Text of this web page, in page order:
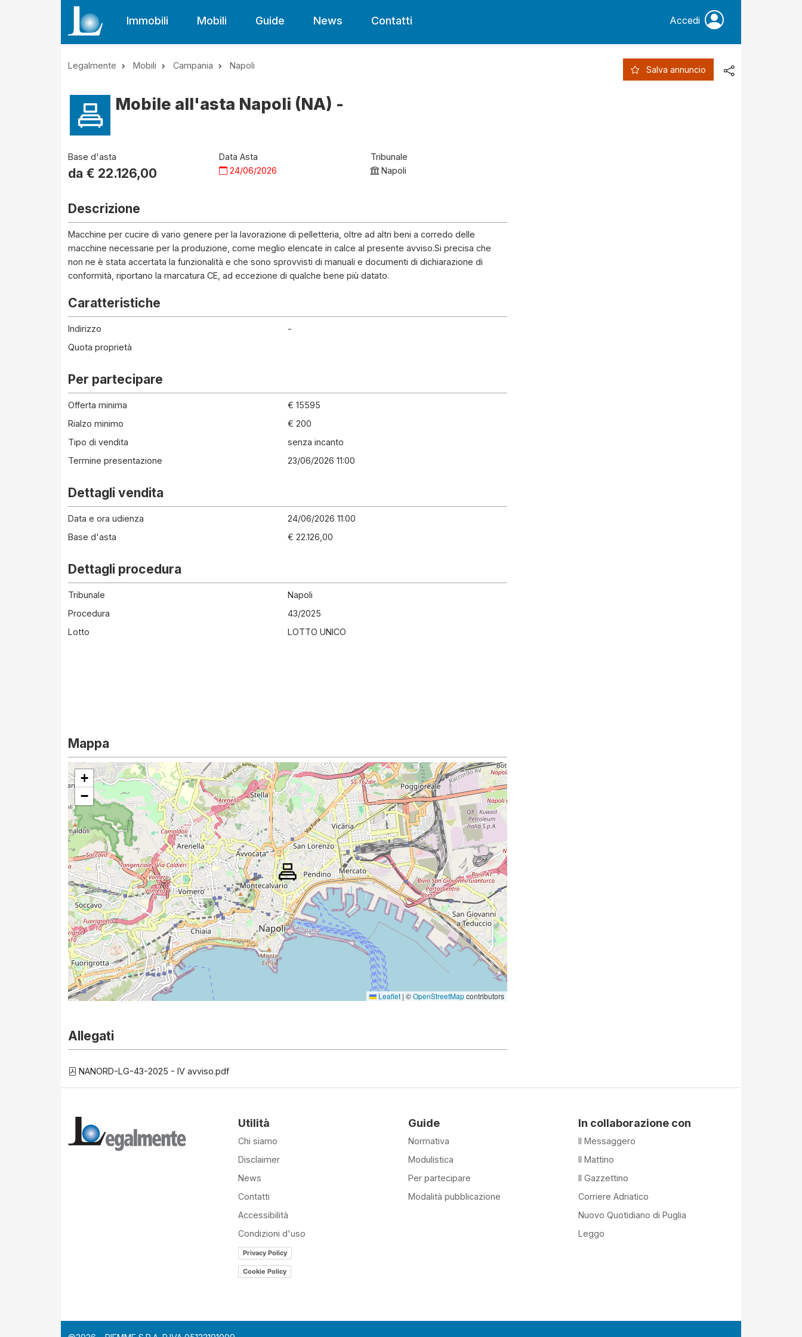
Immobili Mobili Guide News Contatti Accedi
Legalmente Mobili Campania Napoli Salva annuncio
Mobile all'asta Napoli (NA) -
Base d'asta
da € 22.126,00
Data Asta
24/06/2026
Tribunale
Napoli
Descrizione
Macchine per cucire di vario genere per la lavorazione di pelletteria, oltre ad altri beni a corredo delle
macchine necessarie per la produzione, come meglio elencate in calce al presente avviso.Si precisa che
non ne è stata accertata la funzionalità e che sono sprovvisti di manuali e documenti di dichiarazione di
conformità, riportano la marcatura CE, ad eccezione di qualche bene più datato.
Caratteristiche
Indirizzo
-
Quota proprietà
Per partecipare
Offerta minima
€ 15595
Rialzo minimo
€ 200
Tipo di vendita
senza incanto
Termine presentazione
23/06/2026 11:00
Dettagli vendita
Data e ora udienza
24/06/2026 11:00
Base d'asta
€ 22.126,00
Dettagli procedura
Tribunale
Napoli
Procedura
43/2025
Lotto
LOTTO UNICO
Mappa
+
−
Leaflet | ©OpenStreetMapcontributors
Allegati
NANORD-LG-43-2025 - IV avviso.pdf
Utilità
Chi siamo
Disclaimer
News
Contatti
Accessibilità
Condizioni d'uso
Privacy Policy
Cookie Policy
Guide
Normativa
Modulistica
Per partecipare
Modalità pubblicazione
In collaborazione con
Il Messaggero
Il Mattino
Il Gazzettino
Corriere Adriatico
Nuovo Quotidiano di Puglia
Leggo